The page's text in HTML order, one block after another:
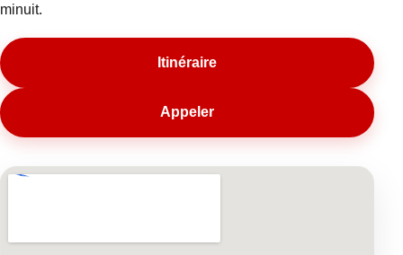
minuit.
Itinéraire
Appeler